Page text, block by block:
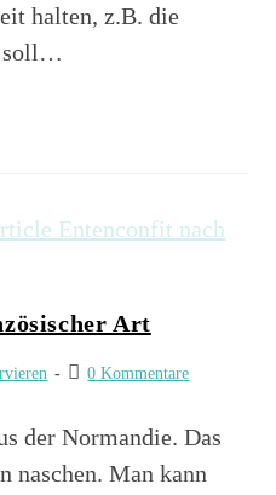
halten, z.B. die
soll…
Art
0 Kommentare
der Normandie. Das
naschen. Man kann